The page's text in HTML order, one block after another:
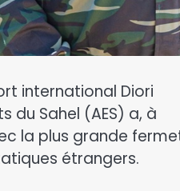
international Diori
du Sahel (AES) a, à
la plus grande
étrangers.